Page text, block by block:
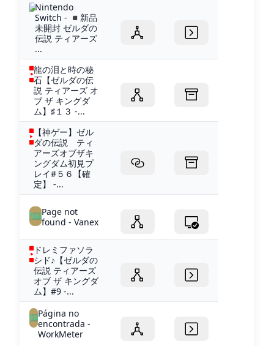
Nintendo
Switch - ◾️新品
未開封 ゼルダの
伝説 ティアーズ
...
龍の泪と時の秘
石【ゼルダの伝
説 ティアーズ オ
ブ ザ キングダ
ム】♯１３ -...
【神ゲー】ゼル
ダの伝説 ティ
アーズオブザキ
ングダム初見プ
レイ#５６【確
定】 -...
Page not
found - Vanex
ドレミファソラ
シド♪【ゼルダの
伝説 ティアーズ
オブ ザ キングダ
ム】#9 -...
Página no
encontrada -
WorkMeter